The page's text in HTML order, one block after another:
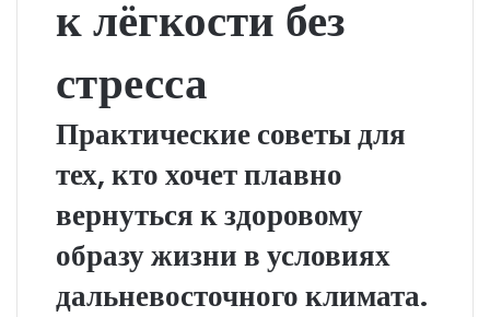
к лёгкости без
стресса
Практические советы для
тех, кто хочет плавно
вернуться к здоровому
образу жизни в условиях
дальневосточного климата.